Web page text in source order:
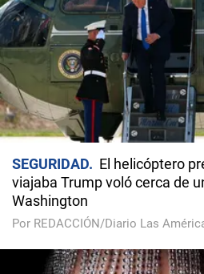
SEGURIDAD
El helicóptero
viajaba Trump voló cerca de
Washington
Por REDACCIÓN/Diario Las